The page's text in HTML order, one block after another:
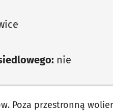
nie
Poza przestronną